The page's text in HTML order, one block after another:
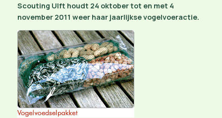
Scouting Ulft houdt 24 oktober tot en met 4
november 2011 weer haar jaarlijkse vogelvoeractie.